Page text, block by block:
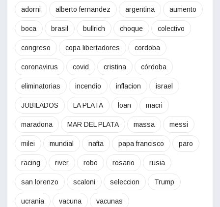
adorni alberto fernandez argentina aumento
boca brasil bullrich choque colectivo
congreso copa libertadores cordoba
coronavirus covid cristina córdoba
eliminatorias incendio inflacion israel
JUBILADOS LA PLATA loan macri
maradona MAR DEL PLATA massa messi
milei mundial nafta papa francisco paro
racing river robo rosario rusia
san lorenzo scaloni seleccion Trump
ucrania vacuna vacunas